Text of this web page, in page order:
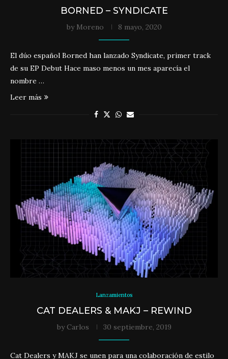
BORNED – SYNDICATE
by Moreno 8 mayo, 2020
El dúo español Borned han lanzado Syndicate, primer track
de su EP Debut Hace maso menos un mes aparecía el
nombre …
Leer más
Lanzamientos
CAT DEALERS & MAKJ – REWIND
by Carlos 30 septiembre, 2019
Cat Dealers y MAKJ se unen para una colaboración de estilo